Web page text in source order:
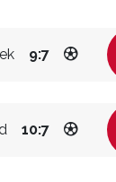
9:7
10:7